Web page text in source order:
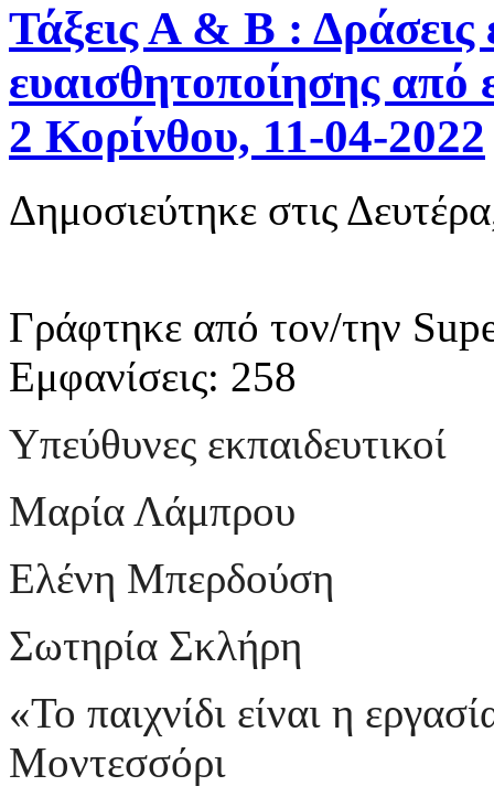
Τάξεις Α & Β : Δράσεις
ευαισθητοποίησης
2 Κορίνθου, 11-04-2022
Δημοσιεύτηκε στις
Γράφτηκε από τον/την
Εμφανίσεις: 258
Υπεύθυνες εκπαιδευτικοί
Μαρία Λάμπρου
Ελένη Μπερδούση
Σωτηρία Σκλήρη
«Το παιχνίδι είναι η
Μοντεσσόρι